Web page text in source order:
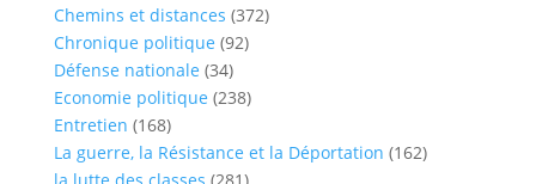
Chemins et distances (372)
Chronique politique (92)
Défense nationale (34)
Economie politique (238)
Entretien (168)
La guerre, la Résistance et la Déportation (162)